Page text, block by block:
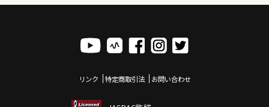
リンク 特定商取引法 お問い合わせ